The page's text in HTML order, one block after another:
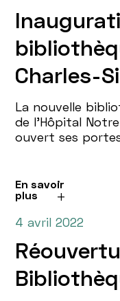
Charles-
La nouvelle
de l’Hôpital
ouvert ses
En savoir
plus
4 avril 2022